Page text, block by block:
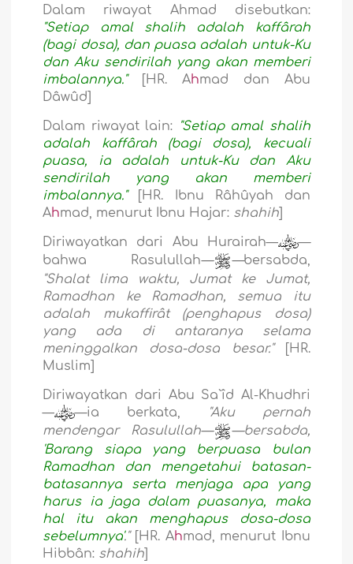
Dalam riwayat Ahmad disebutkan:
"Setiap amal shalih adalah kaffârah
(bagi dosa), dan puasa adalah untuk-Ku
dan Aku sendirilah yang akan memberi
imbalannya."
[HR. Ahmad dan Abu
Dâwûd]
Dalam riwayat lain:
"Setiap amal shalih
adalah kaffârah (bagi dosa), kecuali
puasa, ia adalah untuk-Ku dan Aku
sendirilah yang akan memberi
imbalannya."[HR. Ibnu Râhûyah dan
Ahmad, menurut Ibnu Hajar: shahih
Diriwayatkan dari Abu Hurairah—
—
bahwa Rasulullah— —bersabda,
"Shalat lima waktu, Jumat ke Jumat,
Ramadhan ke Ramadhan, semua itu
adalah mukaffirât (penghapus dosa)
yang ada di antaranya selama
meninggalkan dosa-dosa besar."[HR.
Muslim]
Diriwayatkan dari Abu Sa`îd Al-Khudhri
—
—ia berkata,
"Aku pernah
mendengar Rasulullah—
—bersabda,
'Barang siapa yang berpuasa bulan
Ramadhan dan mengetahui batasan-
batasannya serta menjaga apa yang
harus ia jaga dalam puasanya, maka
hal itu akan menghapus dosa-dosa
sebelumnya'." [HR. Ahmad, menurut Ibnu
Hibbân: shahih